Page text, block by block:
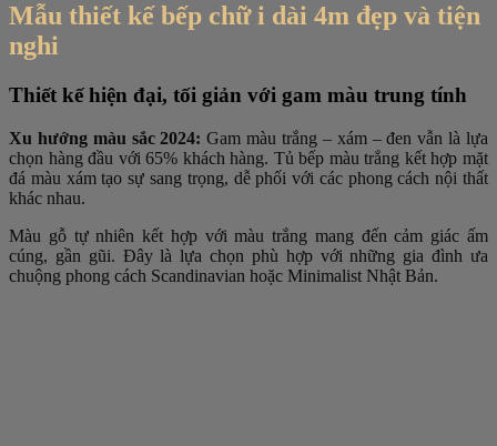
Mẫu thiết kế bếp chữ i dài 4m đẹp và tiện
nghi
Thiết kế hiện đại, tối giản với gam màu trung tính
Xu hướng màu sắc 2024: Gam màu trắng – xám – đen vẫn là lựa
chọn hàng đầu với 65% khách hàng. Tủ bếp màu trắng kết hợp mặt
đá màu xám tạo sự sang trọng, dễ phối với các phong cách nội thất
khác nhau.
Màu gỗ tự nhiên kết hợp với màu trắng mang đến cảm giác ấm
cúng, gần gũi. Đây là lựa chọn phù hợp với những gia đình ưa
chuộng phong cách Scandinavian hoặc Minimalist Nhật Bản.